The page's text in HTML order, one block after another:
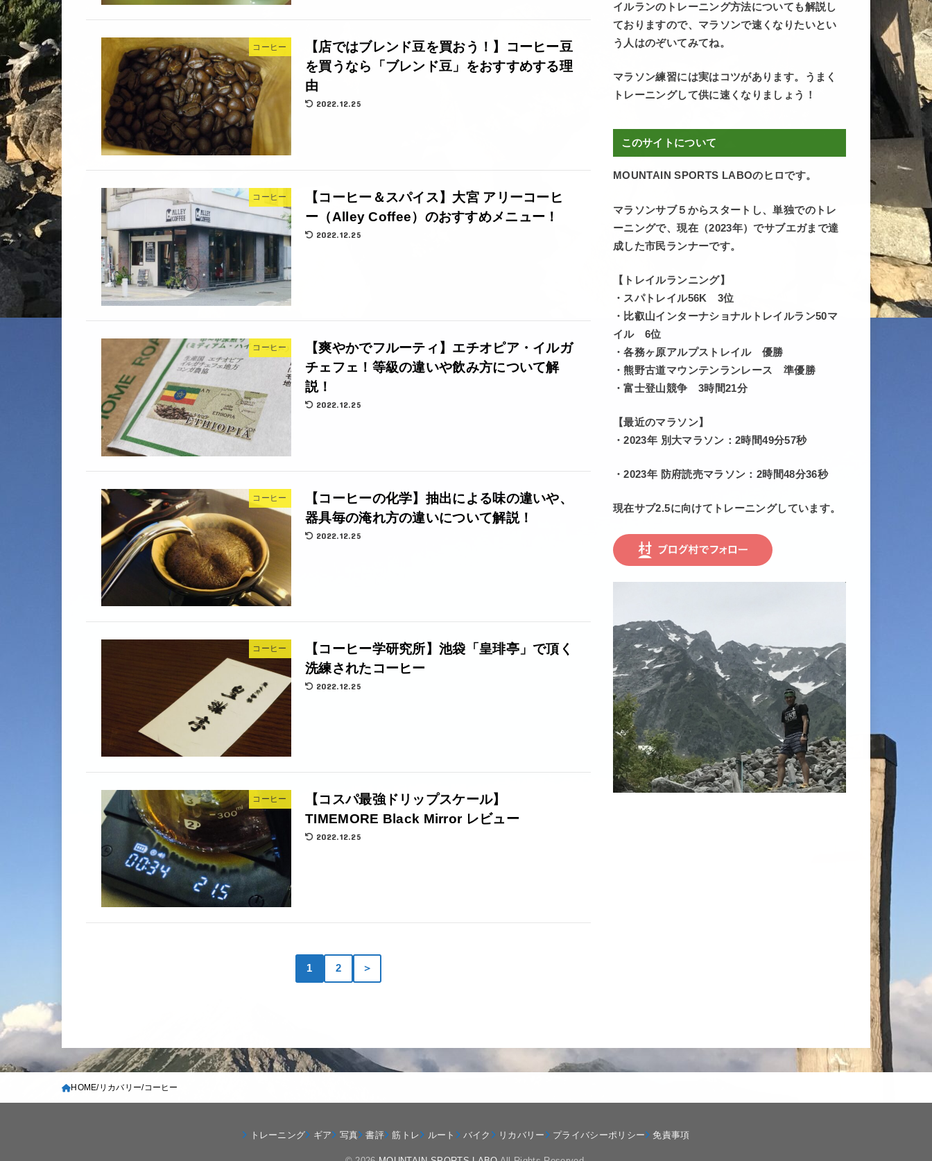
コーヒー
【店ではブレンド豆を買おう！】コーヒー豆
を買うなら「ブレンド豆」をおすすめする理
由
2022.12.25
コーヒー
【コーヒー＆スパイス】大宮 アリーコーヒ
ー（Alley Coffee）のおすすめメニュー！
2022.12.25
コーヒー
【爽やかでフルーティ】エチオピア・イルガ
チェフェ！等級の違いや飲み方について解
説！
2022.12.25
コーヒー
【コーヒーの化学】抽出による味の違いや、
器具毎の淹れ方の違いについて解説！
2022.12.25
コーヒー
【コーヒー学研究所】池袋「皇琲亭」で頂く
洗練されたコーヒー
2022.12.25
コーヒー
【コスパ最強ドリップスケール】
TIMEMORE Black Mirror レビュー
2022.12.25
1 2 ＞
イルランのトレーニング方法についても解説し
ておりますので、マラソンで速くなりたいとい
う人はのぞいてみてね。
マラソン練習には実はコツがあります。うまく
トレーニングして供に速くなりましょう！
このサイトについて
MOUNTAIN SPORTS LABOのヒロです。
マラソンサブ５からスタートし、単独でのトレ
ーニングで、現在（2023年）でサブエガまで達
成した市民ランナーです。
【トレイルランニング】
・スパトレイル56K 3位
・比叡山インターナショナルトレイルラン50マ
イル 6位
・各務ヶ原アルプストレイル 優勝
・熊野古道マウンテンランレース 準優勝
・富士登山競争 3時間21分
【最近のマラソン】
・2023年 別大マラソン：2時間49分57秒
・2023年 防府読売マラソン：2時間48分36秒
現在サブ2.5に向けてトレーニングしています。
HOME リカバリー コーヒー
トレーニング ギア 写真 書評 筋トレ ルート バイク リカバリー プライバシーポリシー 免責事項